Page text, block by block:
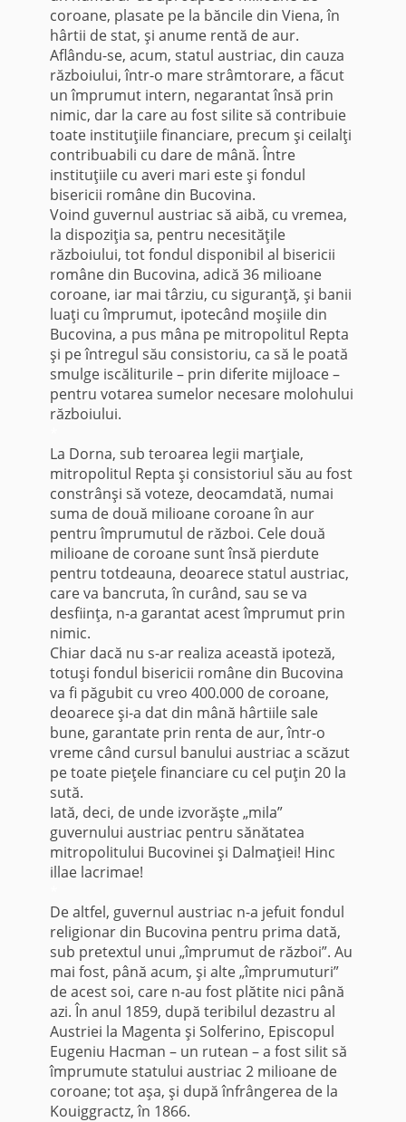
coroane, plasate pe la băncile din Viena, în
hârtii de stat, şi anume rentă de aur.
Aflându-se, acum, statul austriac, din cauza
războiului, într-o mare strâmtorare, a făcut
un împrumut intern, negarantat însă prin
nimic, dar la care au fost silite să contribuie
toate instituţiile financiare, precum şi ceilalţi
contribuabili cu dare de mână. Între
instituţiile cu averi mari este şi fondul
bisericii române din Bucovina.
Voind guvernul austriac să aibă, cu vremea,
la dispoziţia sa, pentru necesităţile
războiului, tot fondul disponibil al bisericii
române din Bucovina, adică 36 milioane
coroane, iar mai târziu, cu siguranţă, şi banii
luaţi cu împrumut, ipotecând moşiile din
Bucovina, a pus mâna pe mitropolitul Repta
şi pe întregul său consistoriu, ca să le poată
smulge iscăliturile – prin diferite mijloace –
pentru votarea sumelor necesare molohului
războiului.
La Dorna, sub teroarea legii marţiale,
mitropolitul Repta şi consistoriul său au fost
constrânşi să voteze, deocamdată, numai
suma de două milioane coroane în aur
pentru împrumutul de război. Cele două
milioane de coroane sunt însă pierdute
pentru totdeauna, deoarece statul austriac,
care va bancruta, în curând, sau se va
desfiinţa, n-a garantat acest împrumut prin
nimic.
Chiar dacă nu s-ar realiza această ipoteză,
totuşi fondul bisericii române din Bucovina
va fi păgubit cu vreo 400.000 de coroane,
deoarece şi-a dat din mână hârtiile sale
bune, garantate prin renta de aur, într-o
vreme când cursul banului austriac a scăzut
pe toate pieţele financiare cu cel puţin 20 la
sută.
Iată, deci, de unde izvorăşte „mila”
guvernului austriac pentru sănătatea
mitropolitului Bucovinei şi Dalmaţiei! Hinc
illae lacrimae!
De altfel, guvernul austriac n-a jefuit fondul
religionar din Bucovina pentru prima dată,
sub pretextul unui „împrumut de război”. Au
mai fost, până acum, şi alte „împrumuturi”
de acest soi, care n-au fost plătite nici până
azi. În anul 1859, după teribilul dezastru al
Austriei la Magenta şi Solferino, Episcopul
Eugeniu Hacman – un rutean – a fost silit să
împrumute statului austriac 2 milioane de
coroane; tot aşa, şi după înfrângerea de la
Kouiggractz, în 1866.